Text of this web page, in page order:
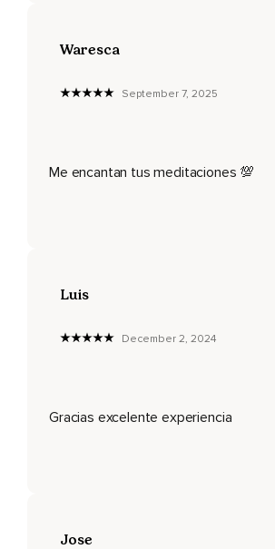
Entonces,
No vives completamente feliz?
Si eres el responsable de tu infelicidad,
Otras personas,
Eres el responsable de tu vida.
Waresca
September 7, 2025
Me encantan tus meditaciones 💯
Luis
December 2, 2024
Gracias excelente experiencia
Jose